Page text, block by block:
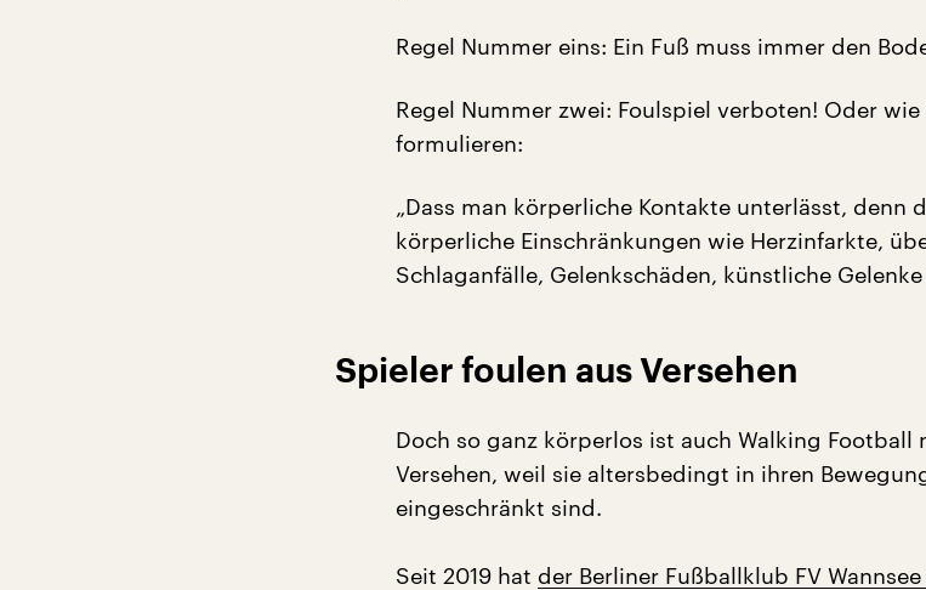
Regel Nummer eins: Ein Fuß muss immer den
Regel Nummer zwei: Foulspiel verboten! Oder
formulieren:
„Dass man körperliche Kontakte unterlässt, denn
körperliche Einschränkungen wie Herzinfarkte,
Schlaganfälle, Gelenkschäden, künstliche
Spieler foulen aus Versehen
Doch so ganz körperlos ist auch Walking Football
Versehen, weil sie altersbedingt in ihren
eingeschränkt sind.
Seit 2019 hat der Berliner Fußballklub FV